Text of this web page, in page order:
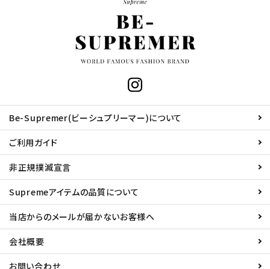
Be-Supremer(ビーシュプリーマー)について
ご利用ガイド
非正規撲滅宣言
Supremeアイテムの品質について
当店からのメールが届かないお客様へ
会社概要
お問い合わせ